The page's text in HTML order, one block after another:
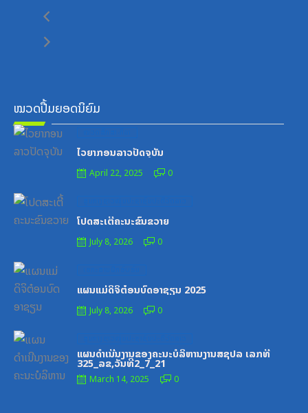
ໝວດປື້ມຍອດນິຍົມ
ໄວຍາກອນລາວປັດຈຸບັນ
April 22, 2025 0
ໂປດສະເຕີ້ຄະນະຂົນຂວາຍ
July 8, 2026 0
ແຜນແມ່ດິຈິຕ໋ອນບົດອາຊຽນ 2025
July 8, 2026 0
ແຜນດຳເນີນງານຂອງຄະນະບໍລິຫານງານສຊປລ ເລກທີ
325_ລຂ,ວັນທີ2_7_21
on
March 14, 2025 0